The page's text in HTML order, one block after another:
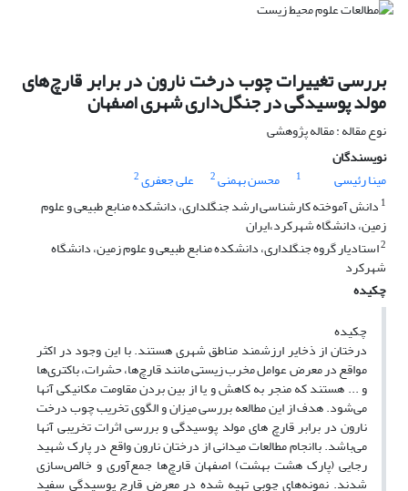
بررسی تغییرات چوب درخت نارون در برابر قارچ‌های
مولد پوسیدگی در جنگل‌داری شهری اصفهان
نوع مقاله : مقاله پژوهشی
نویسندگان
مینا رئیسی
1 محسن بهمنی2 علی جعفری2
1 دانش آموخته کارشناسی ارشد جنگلداری، دانشکده منابع طبیعی و علوم
زمین، دانشگاه شهرکرد،ایران
2استادیار گروه جنگلداری، دانشکده منابع طبیعی و علوم زمین، دانشگاه
شهرکرد
چکیده
چکیده
درختان از ذخایر ارزشمند مناطق شهری هستند. با این وجود در اکثر
مواقع در معرض عوامل مخرب زیستی مانند قارچ‌ها، حشرات، باکتری‌ها
و ... هستند که منجر به کاهش و یا از بین بردن مقاومت مکانیکی آنها
می‌شود. هدف از این مطالعه بررسی میزان و الگوی تخریب چوب درخت
نارون در برابر قارچ های مولد پوسیدگی و بررسی اثرات تخریبی آنها
می‌باشد. باانجام مطالعات میدانی از درختان نارون واقع در پارک شهید
رجایی (پارک هشت بهشت) اصفهان قارچ‌ها جمع‌آوری و خالص‌سازی
شدند. نمونه‌های چوبی تهیه شده در معرض قارچ پوسیدگی سفید